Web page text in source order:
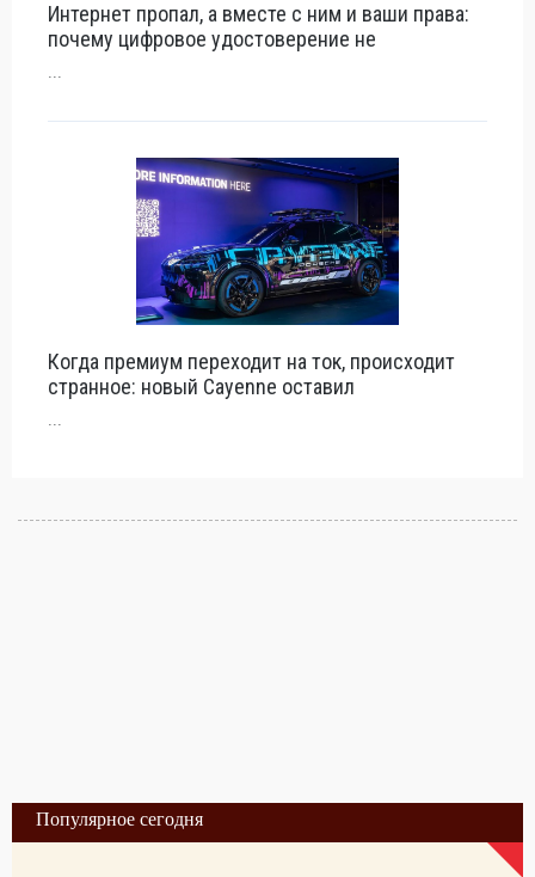
Интернет пропал, а вместе с ним и ваши права:
почему цифровое удостоверение не
...
Когда премиум переходит на ток, происходит
странное: новый Cayenne оставил
...
Популярное сегодня